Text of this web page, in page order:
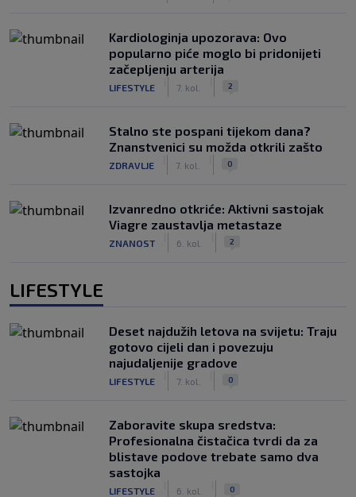
Kardiologinja upozorava: Ovo
popularno piće moglo bi pridonijeti
začepljenju arterija
LIFESTYLE 7. kol. 2
Stalno ste pospani tijekom dana?
Znanstvenici su možda otkrili zašto
ZDRAVLJE 7. kol. 0
Izvanredno otkriće: Aktivni sastojak
Viagre zaustavlja metastaze
ZNANOST 6. kol. 2
LIFESTYLE
Deset najdužih letova na svijetu: Traju
gotovo cijeli dan i povezuju
najudaljenije gradove
LIFESTYLE 7. kol. 0
Zaboravite skupa sredstva:
Profesionalna čistačica tvrdi da za
blistave podove trebate samo dva
sastojka
LIFESTYLE 6. kol. 0